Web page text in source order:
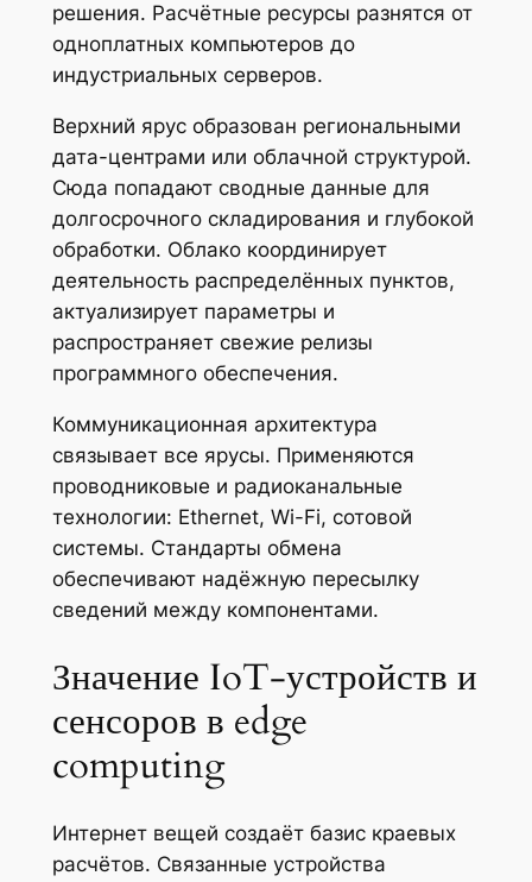
решения. Расчётные ресурсы разнятся от
одноплатных компьютеров до
индустриальных серверов.
Верхний ярус образован региональными
дата-центрами или облачной структурой.
Сюда попадают сводные данные для
долгосрочного складирования и глубокой
обработки. Облако координирует
деятельность распределённых пунктов,
актуализирует параметры и
распространяет свежие релизы
программного обеспечения.
Коммуникационная архитектура
связывает все ярусы. Применяются
проводниковые и радиоканальные
технологии: Ethernet, Wi-Fi, сотовой
системы. Стандарты обмена
обеспечивают надёжную пересылку
сведений между компонентами.
Значение IoT‑устройств и
сенсоров в edge
computing
Интернет вещей создаёт базис краевых
расчётов. Связанные устройства